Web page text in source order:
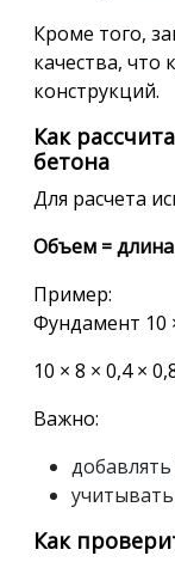
Кроме того,
качества, что
конструкций.
Как
бетона
Для расчета
Объем =
Пример:
Фундамент 10
10 × 8 × 0,4 ×
Важно:
добавлять
Как